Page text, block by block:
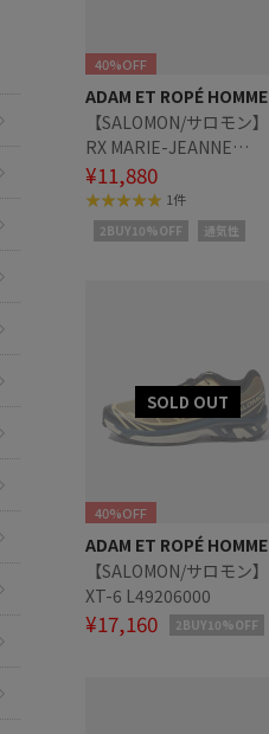
40%OFF
ADAM ET ROPÉ HOMME
【SALOMON/サロモン】
RX MARIE-JEANNE
WOVEN
¥11,880
1件
2BUY10%OFF 通気性
40%OFF
ADAM ET ROPÉ HOMME
【SALOMON/サロモン】
XT-6 L49206000
¥17,160 2BUY10%OFF